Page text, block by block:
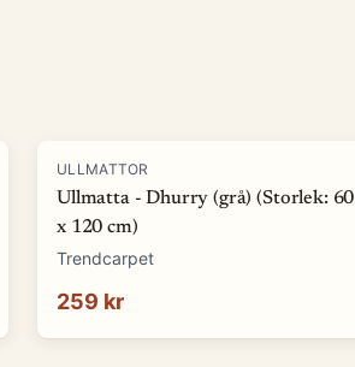
ULLMATTOR
Ullmatta - Dhurry (grå) (Storlek: 60
x 120 cm)
Trendcarpet
259 kr